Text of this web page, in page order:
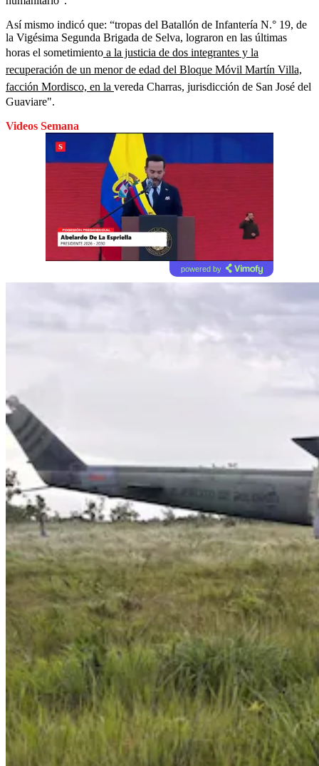
Así mismo indicó que: “tropas del Batallón de Infantería N.° 19, de
la Vigésima Segunda Brigada de Selva, lograron en las últimas
horas el sometimiento a la justicia de dos integrantes y la
recuperación de un menor de edad del Bloque Móvil Martín Villa,
facción Mordisco, en la vereda Charras, jurisdicción de San José del
Guaviare".
Videos Semana
powered by